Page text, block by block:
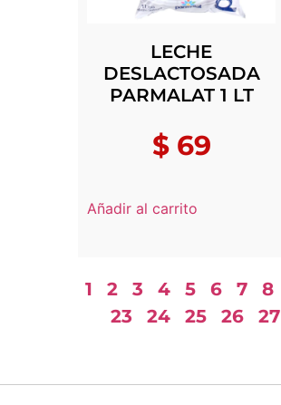
LECHE
DESLACTOSADA
PARMALAT 1 LT
$69
Añadir al carrito
1 2 3 4 5 6 7 8
23
24 25 26 27